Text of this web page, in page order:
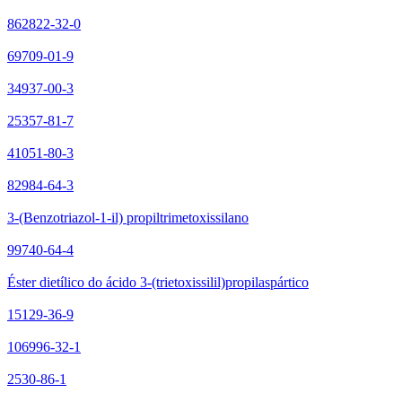
862822-32-0
69709-01-9
34937-00-3
25357-81-7
41051-80-3
82984-64-3
3-(Benzotriazol-1-il) propiltrimetoxissilano
99740-64-4
Éster dietílico do ácido 3-(trietoxissilil)propilaspártico
15129-36-9
106996-32-1
2530-86-1